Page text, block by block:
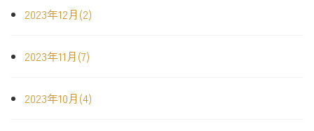
2023年12月(2)
2023年11月(7)
2023年10月(4)